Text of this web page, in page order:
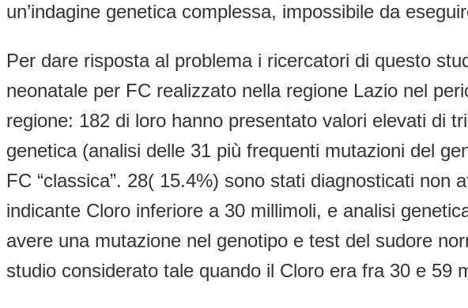
un’indagine genetica complessa, impossibile da
Per dare risposta al problema i ricercatori di questo
neonatale per FC realizzato nella regione Lazio nel
regione: 182 di loro hanno presentato valori elevati di
genetica (analisi delle 31 più frequenti mutazioni del
FC “classica”. 28( 15.4%) sono stati diagnosticati
indicante Cloro inferiore a 30 millimoli, e analisi
avere una mutazione nel genotipo e test del sudore
studio considerato tale quando il Cloro era fra 30 e 59